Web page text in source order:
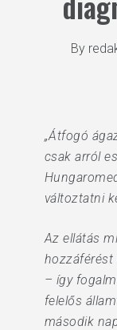
By
„Átfogó
csak arról
változtatni
Az ellátás
hozzáférést
– így
felelős
második